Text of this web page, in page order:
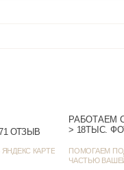
> 1385 ОЦЕНОК • 1271 ОТЗЫВ
КАРТЕ
РАБОТАЕМ
> 18ТЫС.
ПОМОГАЕМ
ЧАСТЬЮ